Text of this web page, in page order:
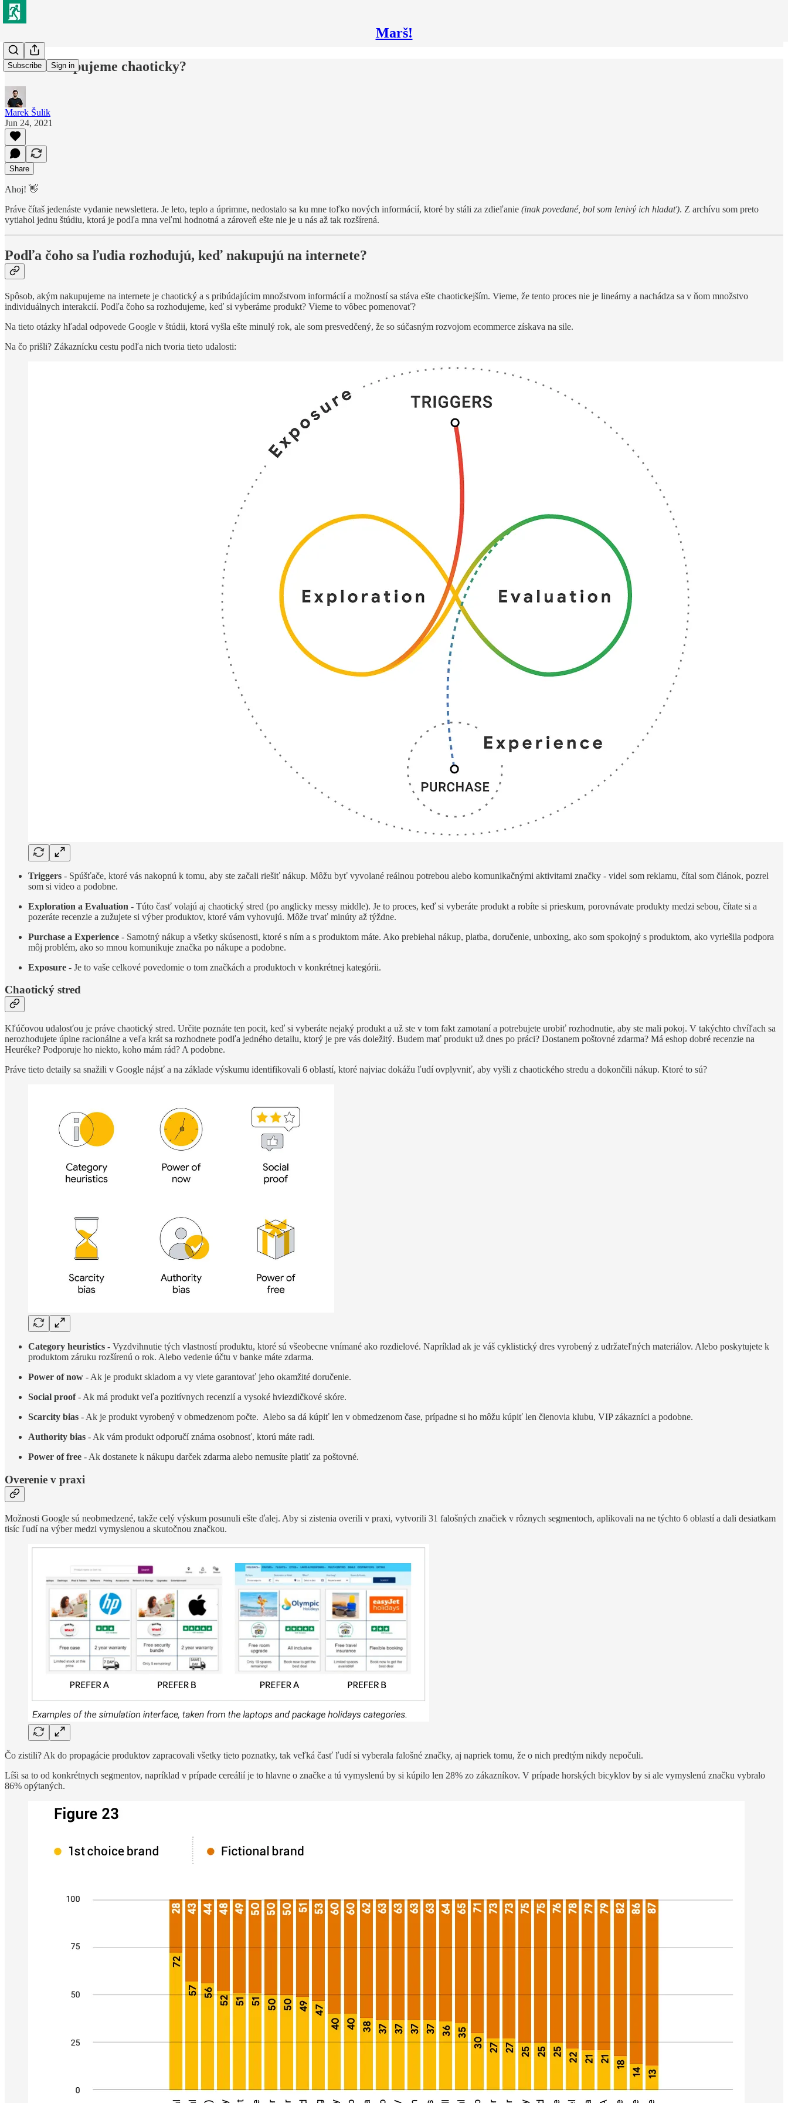
Marš!
Subscribe Sign in
Prečo nakupujeme chaoticky?
Marek Šulik
Jun 24, 2021
Share
Ahoj! 👋
Práve čítaš jedenáste vydanie newslettera. Je leto, teplo a úprimne, nedostalo sa ku mne toľko nových informácií, ktoré by stáli za zdieľanie (inak povedané, bol som lenivý ich hladať). Z archívu som preto
vytiahol jednu štúdiu, ktorá je podľa mna veľmi hodnotná a zároveň ešte nie je u nás až tak rozšírená.
Podľa čoho sa ľudia rozhodujú, keď nakupujú na internete?
Spôsob, akým nakupujeme na internete je chaotický a s pribúdajúcim množstvom informácií a možností sa stáva ešte chaotickejším. Vieme, že tento proces nie je lineárny a nachádza sa v ňom množstvo
individuálnych interakcií. Podľa čoho sa rozhodujeme, keď si vyberáme produkt? Vieme to vôbec pomenovať?
Na tieto otázky hľadal odpovede Google v štúdii, ktorá vyšla ešte minulý rok, ale som presvedčený, že so súčasným rozvojom ecommerce získava na sile.
Na čo prišli? Zákaznícku cestu podľa nich tvoria tieto udalosti:
Triggers - Spúšťače, ktoré vás nakopnú k tomu, aby ste začali riešiť nákup. Môžu byť vyvolané reálnou potrebou alebo komunikačnými aktivitami značky - videl som reklamu, čítal som článok, pozrel
som si video a podobne.
Exploration a Evaluation - Túto časť volajú aj chaotický stred (po anglicky messy middle). Je to proces, keď si vyberáte produkt a robíte si prieskum, porovnávate produkty medzi sebou, čítate si a
pozeráte recenzie a zužujete si výber produktov, ktoré vám vyhovujú. Môže trvať minúty až týždne.
Purchase a Experience - Samotný nákup a všetky skúsenosti, ktoré s ním a s produktom máte. Ako prebiehal nákup, platba, doručenie, unboxing, ako som spokojný s produktom, ako vyriešila podpora
môj problém, ako so mnou komunikuje značka po nákupe a podobne.
Exposure - Je to vaše celkové povedomie o tom značkách a produktoch v konkrétnej kategórii.
Chaotický stred
Kľúčovou udalosťou je práve chaotický stred. Určite poznáte ten pocit, keď si vyberáte nejaký produkt a už ste v tom fakt zamotaní a potrebujete urobiť rozhodnutie, aby ste mali pokoj. V takýchto chvíľach sa
nerozhodujete úplne racionálne a veľa krát sa rozhodnete podľa jedného detailu, ktorý je pre vás doležitý. Budem mať produkt už dnes po práci? Dostanem poštovné zdarma? Má eshop dobré recenzie na
Heuréke? Podporuje ho niekto, koho mám rád? A podobne.
Práve tieto detaily sa snažili v Google nájsť a na základe výskumu identifikovali 6 oblastí, ktoré najviac dokážu ľudí ovplyvniť, aby vyšli z chaotického stredu a dokončili nákup. Ktoré to sú?
Category heuristics - Vyzdvihnutie tých vlastností produktu, ktoré sú všeobecne vnímané ako rozdielové. Napríklad ak je váš cyklistický dres vyrobený z udržateľných materiálov. Alebo poskytujete k
produktom záruku rozšírenú o rok. Alebo vedenie účtu v banke máte zdarma.
Power of now - Ak je produkt skladom a vy viete garantovať jeho okamžité doručenie.
Social proof- Ak má produkt veľa pozitívnych recenzií a vysoké hviezdičkové skóre.
Scarcity bias - Ak je produkt vyrobený v obmedzenom počte. Alebo sa dá kúpiť len v obmedzenom čase, prípadne si ho môžu kúpiť len členovia klubu, VIP zákazníci a podobne.
Authority bias - Ak vám produkt odporučí známa osobnosť, ktorú máte radi.
Power of free - Ak dostanete k nákupu darček zdarma alebo nemusíte platiť za poštovné.
Overenie v praxi
Možnosti Google sú neobmedzené, takže celý výskum posunuli ešte ďalej. Aby si zistenia overili v praxi, vytvorili 31 falošných značiek v rôznych segmentoch, aplikovali na ne týchto 6 oblastí a dali desiatkam
tisíc ľudí na výber medzi vymyslenou a skutočnou značkou.
Čo zistili? Ak do propagácie produktov zapracovali všetky tieto poznatky, tak veľká časť ľudí si vyberala falošné značky, aj napriek tomu, že o nich predtým nikdy nepočuli.
Líši sa to od konkrétnych segmentov, napríklad v prípade cereálií je to hlavne o značke a tú vymyslenú by si kúpilo len 28% zo zákazníkov. V prípade horských bicyklov by si ale vymyslenú značku vybralo
86% opýtaných.